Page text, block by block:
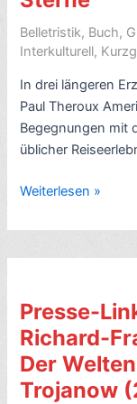
Belletristik, Buch,
Interkulturell,
In drei längeren
Paul Theroux
Begegnungen mit
üblicher
Buchkritik:
Elephanta
Suite,
Theroux
(2007)
–
7
Weiterlesen »
Presse-
Richard-
Der
Trojanow